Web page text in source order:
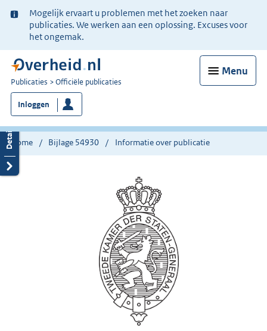
Ter
informatie:
Mogelijk ervaart u problemen met het zoeken naar
publicaties. We werken aan een oplossing. Excuses voor
het ongemak.
Menu
U
bent
nu
hier:
Publicaties Officiële publicaties
Inloggen
Home Bijlage 54930 Informatie over publicatie